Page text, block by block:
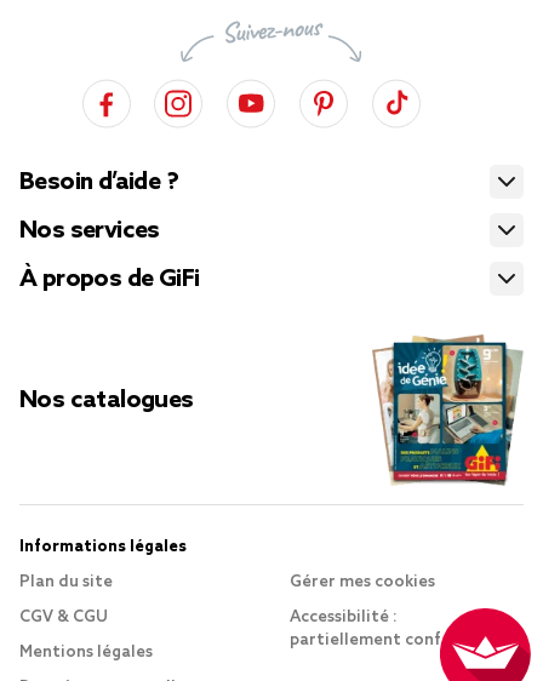
Besoin d’aide ?
Nos services
À propos de GiFi
Nos catalogues
Informations légales
Plan du site
CGV & CGU
Mentions légales
Gérer mes cookies
Accessibilité :
partiellement conforme